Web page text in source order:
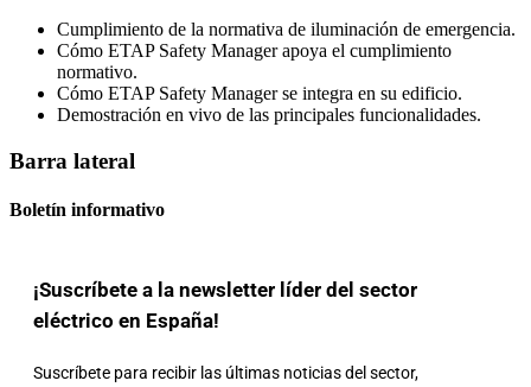
Cumplimiento de la normativa de iluminación de emergencia.
Cómo ETAP Safety Manager apoya el cumplimiento
normativo.
Cómo ETAP Safety Manager se integra en su edificio.
Demostración en vivo de las principales funcionalidades.
Barra lateral
Boletín informativo
¡Suscríbete a la newsletter líder del sector
eléctrico en España!
Suscríbete para recibir las últimas noticias del sector,